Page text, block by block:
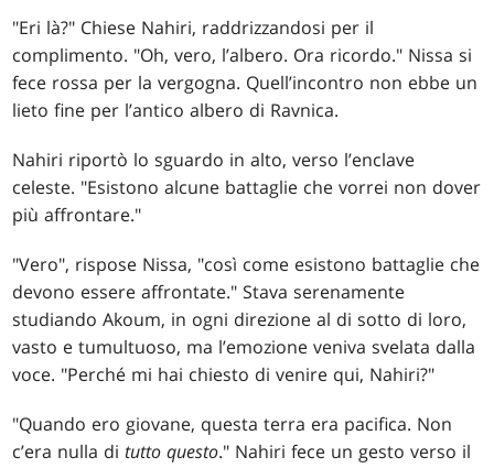
"Eri là?" Chiese Nahiri, raddrizzandosi per il
complimento. "Oh, vero, l’albero. Ora ricordo." Nissa si
fece rossa per la vergogna. Quell’incontro non ebbe un
lieto fine per l’antico albero di Ravnica.
Nahiri riportò lo sguardo in alto, verso l’enclave
celeste. "Esistono alcune battaglie che vorrei non dover
più affrontare."
"Vero", rispose Nissa, "così come esistono battaglie che
devono essere affrontate." Stava serenamente
studiando Akoum, in ogni direzione al di sotto di loro,
vasto e tumultuoso, ma l’emozione veniva svelata dalla
voce. "Perché mi hai chiesto di venire qui, Nahiri?"
"Quando ero giovane, questa terra era pacifica. Non
c’era nulla ditutto questo." Nahiri fece un gesto verso il